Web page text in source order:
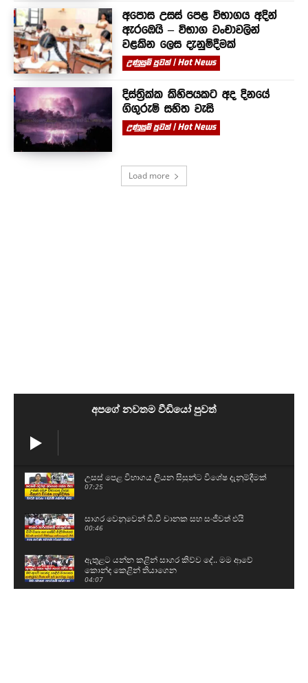
අපොස උසස් පෙළ විභාගය අදින්
ඇරඹෙයි – විභාග වංචාවලින්
වළකින ලෙස දැනුම්දීමක්
උණුසුම් පුවත් | Hot News
දිස්ත්‍රික්ක කිහිපයකට අද දිනයේ
ගිගුරුම් සහිත වැසි
උණුසුම් පුවත් | Hot News
Load more
අපගේ නවතම වීඩියෝ පුවත්
උසස් පෙළ විභාගය ලියන සිසුන්ට විශේෂ දැනුම්දීමක්
07:25
සාගර වෙනුවෙන් ඩී.වී චානක සහ සංජීවත් එයි
00:46
ඇතුළට යන්න කළින් සාගර කිව්ව දේ.. මම ආවේ
කොන්ද කෙළින් තියාගෙන
04:07